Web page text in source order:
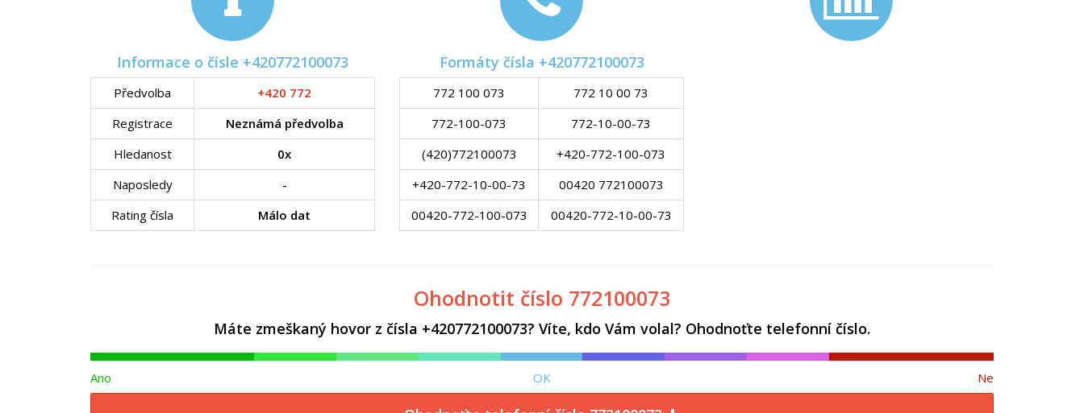
Informace o čísle +420772100073
Předvolba
+420 772
Registrace
Neznámá předvolba
Hledanost
0x
Naposledy
-
Rating čísla
Málo dat
Formáty čísla +420772100073
772 100 073
772 10 00 73
772-100-073
772-10-00-73
(420)772100073
+420-772-100-073
+420-772-10-00-73
00420 772100073
00420-772-100-073
00420-772-10-00-73
Ohodnotit číslo 772100073
Máte zmeškaný hovor z čísla +420772100073? Víte, kdo Vám volal? Ohodnoťte telefonní číslo.
Ano OK Ne